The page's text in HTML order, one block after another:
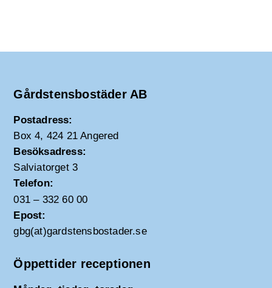
Gårdstensbostäder AB
Postadress:
Box 4, 424 21 Angered
Besöksadress:
Salviatorget 3
Telefon:
031 – 332 60 00
Epost:
gbg(at)gardstensbostader.se
Öppettider receptionen